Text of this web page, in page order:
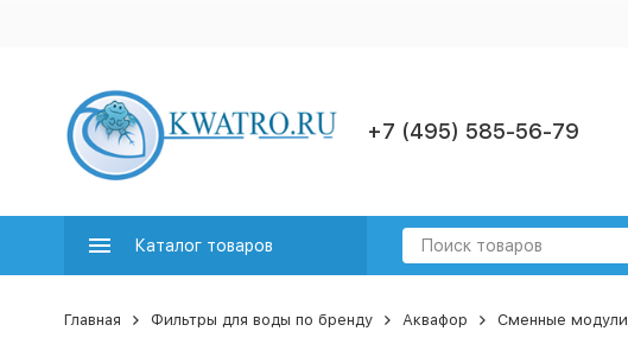
+7 (495) 585-56-79
Каталог товаров
Главная Фильтры для воды по бренду Аквафор Сменные модули